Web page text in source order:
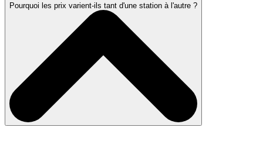
Pourquoi les prix varient-ils tant d'une station à l'autre ?